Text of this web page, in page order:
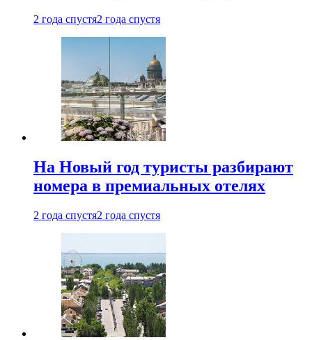
2 года спустя2 года спустя
На Новый год туристы разбирают
номера в премиальных отелях
2 года спустя2 года спустя